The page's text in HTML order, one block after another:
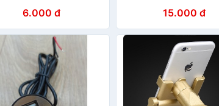
giao hàng, biker
thủ.
6.000 đ 15.000 đ